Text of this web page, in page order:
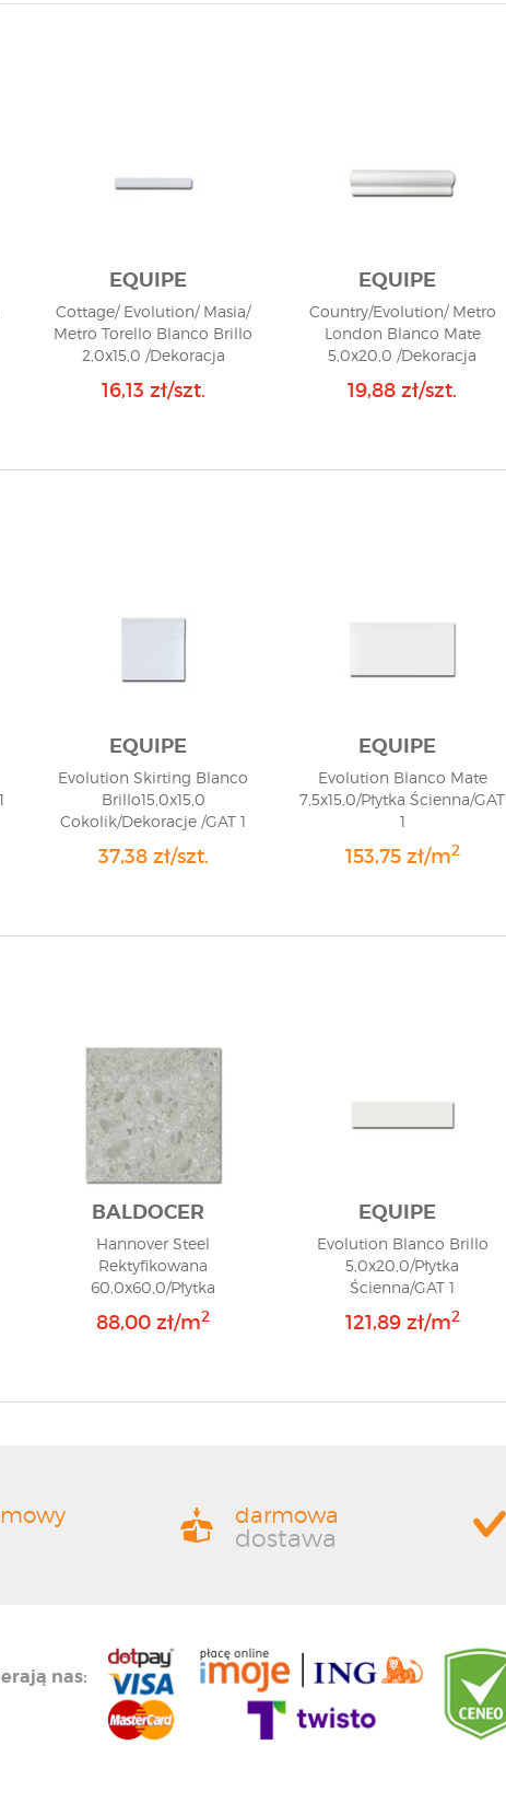
EQUIPE
Cottage/ Evolution/ Masia/
Metro Torello Blanco Brillo
2,0x15,0 /Dekoracja
Listewka/ GAT 1
16,13 zł/szt.
EQUIPE
Country/Evolution/ Metro
London Blanco Mate
5,0x20,0 /Dekoracja
Listewka/ GAT 1
19,88 zł/szt.
EQUIPE
Evolution Skirting Blanco
Brillo15,0x15,0
Cokolik/Dekoracje /GAT 1
37,38 zł/szt.
EQUIPE
Evolution Blanco Mate
7,5x15,0/Płytka Ścienna/GAT
1
153,75 zł/m2
BALDOCER
Hannover Steel
Rektyfikowana
60,0x60,0/Płytka
Gresowa/GAT 1
88,00 zł/m2
EQUIPE
Evolution Blanco Brillo
5,0x20,0/Płytka
Ścienna/GAT 1
121,89 zł/m2
darmowa
dostawa
nas: